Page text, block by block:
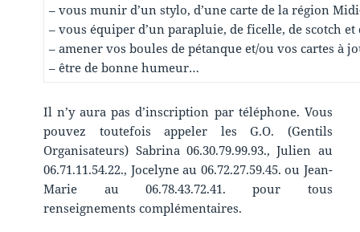
– vous munir d’un stylo, d’une carte de la région
– vous équiper d’un parapluie, de ficelle, de scotch et
– amener vos boules de pétanque et/ou vos cartes à
– être de bonne humeur…
Il n’y aura pas d’inscription par téléphone. Vous
pouvez toutefois appeler les G.O. (Gentils
Organisateurs) Sabrina 06.30.79.99.93., Julien au
06.71.11.54.22., Jocelyne au 06.72.27.59.45. ou Jean-
Marie au 06.78.43.72.41. pour tous
renseignements complémentaires.